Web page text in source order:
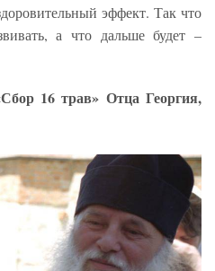
эффект. Так что
а что дальше будет –
16 трав» Отца Георгия,